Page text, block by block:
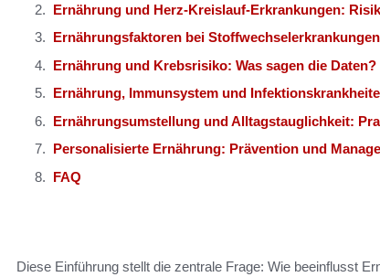
Ernährung und Herz-Kreislauf-Erkrankungen:
Ernährungsfaktoren bei
Ernährung und Krebsrisiko: Was sagen die Daten?
Ernährung, Immunsystem und
Ernährungsumstellung und Alltagstauglichkeit:
Personalisierte Ernährung: Prävention und
FAQ
Diese Einführung stellt die zentrale Frage: Wie beeinflusst